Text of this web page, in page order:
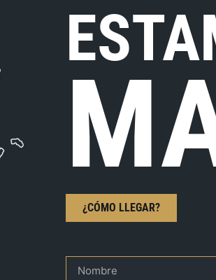
¿CÓMO LLEGAR?